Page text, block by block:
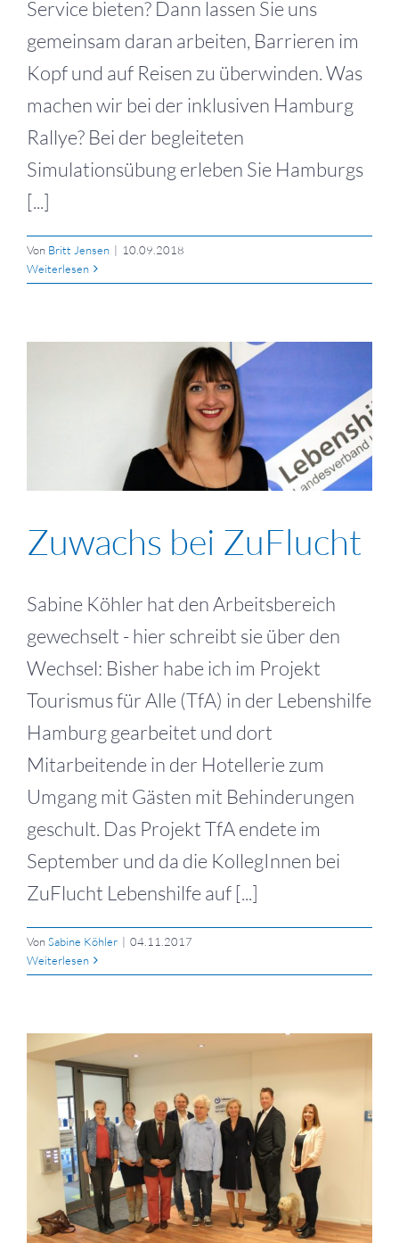
Service bieten? Dann lassen Sie uns
gemeinsam daran arbeiten, Barrieren im
Kopf und auf Reisen zu überwinden. Was
machen wir bei der inklusiven Hamburg
Rallye? Bei der begleiteten
Simulationsübung erleben Sie Hamburgs
[...]
Von Britt Jensen | 10.09.2018
Weiterlesen
Zuwachs bei ZuFlucht
Sabine Köhler hat den Arbeitsbereich
gewechselt - hier schreibt sie über den
Wechsel: Bisher habe ich im Projekt
Tourismus für Alle (TfA) in der Lebenshilfe
Hamburg gearbeitet und dort
Mitarbeitende in der Hotellerie zum
Umgang mit Gästen mit Behinderungen
geschult. Das Projekt TfA endete im
September und da die KollegInnen bei
ZuFlucht Lebenshilfe auf [...]
VonSabine Köhler | 04.11.2017
Weiterlesen